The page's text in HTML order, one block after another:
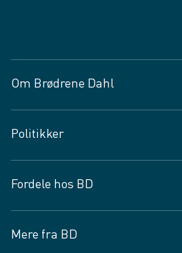
Om Brødrene Dahl
Vagttelefon 30 10 89 89
Spørgsmål og svar
Job og karriere
Fødevarekontrolrapport
Politikker
Privatlivspolitik
Cookies
Vilkår og betingelser
Fordele hos BD
BD app
Mere fra BD